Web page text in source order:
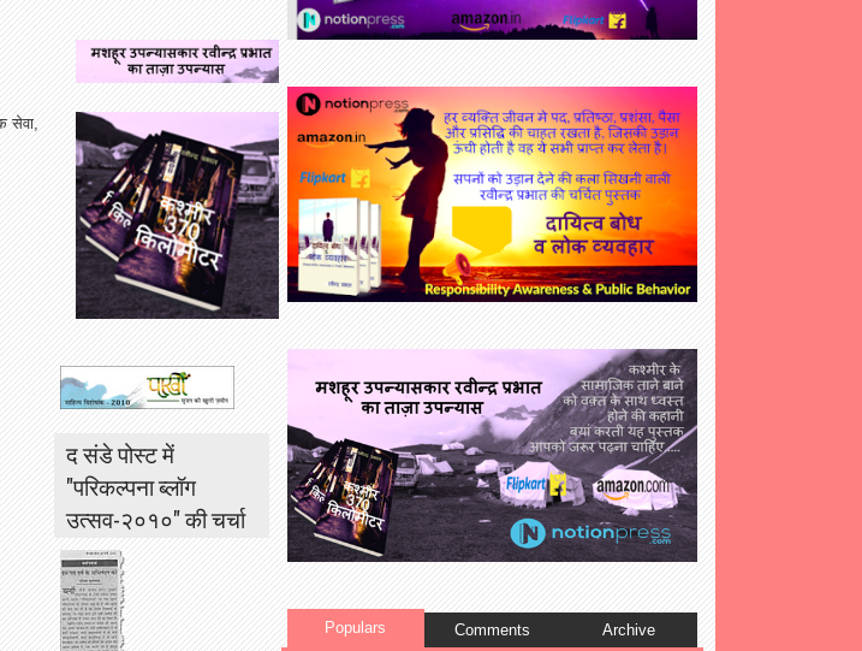
सेवा,
Populars Comments Archive
द संडे पोस्ट में
"परिकल्पना ब्लॉग
उत्सव-२०१०" की चर्चा